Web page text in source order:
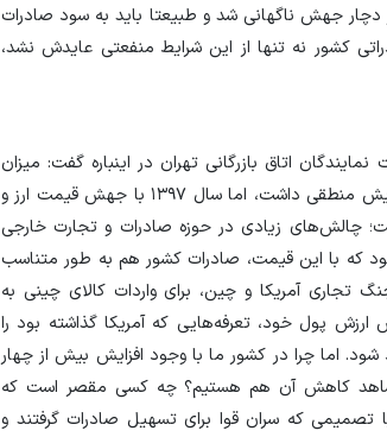
دچار جهش ناگهانی شد و طبیعتا باید به سود صادرات
کشور نه تنها از این شرایط منفعتی عایدش نشد،
اتاق بازرگانی تهران در اینباره گفت: میزان
صادرات در سال‌های اخیر به‌ خصوص تا سال ۱۳۹۷ افزایش منطقی داشت، اما سال ۱۳۹۷ با جهش قیمت ارز و
چالش‌های زیادی در حوزه صادرات و تجارت خارجی
بود که با این قیمت، صادرات کشور هم به طور متناسب
تجاری آمریکا و چین، برای واردات کالای چینی به
پول خود، تعرفه‌هایی که آمریکا گذاشته بود را
اما چرا در کشور ما با وجود افزایش بیش از چهار
شاهد کاهش آن هم هستیم؟ چه کسی مقصر است که
تصمیمی که سران قوا برای تسهیل صادرات گرفتند و